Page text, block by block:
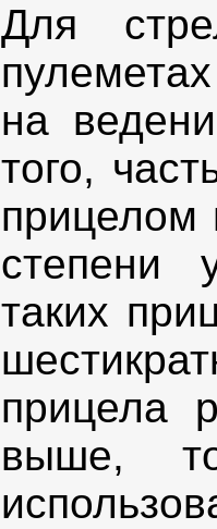
Для
на
того,
прицелом
степени
таких
прицела
выше,